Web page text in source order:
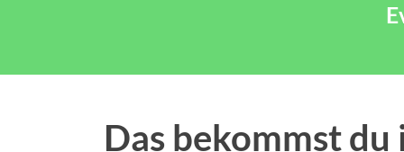
Das bekommst